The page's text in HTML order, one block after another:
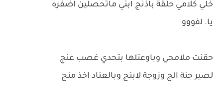
خلي كلامي حلقة باذنج ابني ماتحصلين اضفره
يا. لفووو
حقنت ملامحي وباوعتلها بتحدي غصب عنج
لصير جنة الج وزوجة لابنج وبالعناد اخذ منج